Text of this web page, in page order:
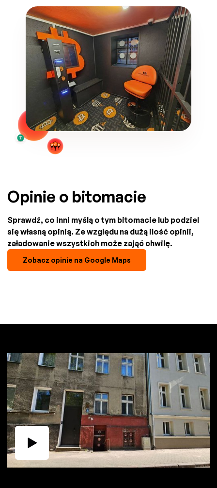
Opinie o bitomacie
Sprawdź, co inni myślą o tym bitomacie lub podziel
się własną opinią. Ze względu na dużą ilość opinii,
załadowanie wszystkich może zająć chwilę.
Zobacz opinie na Google Maps